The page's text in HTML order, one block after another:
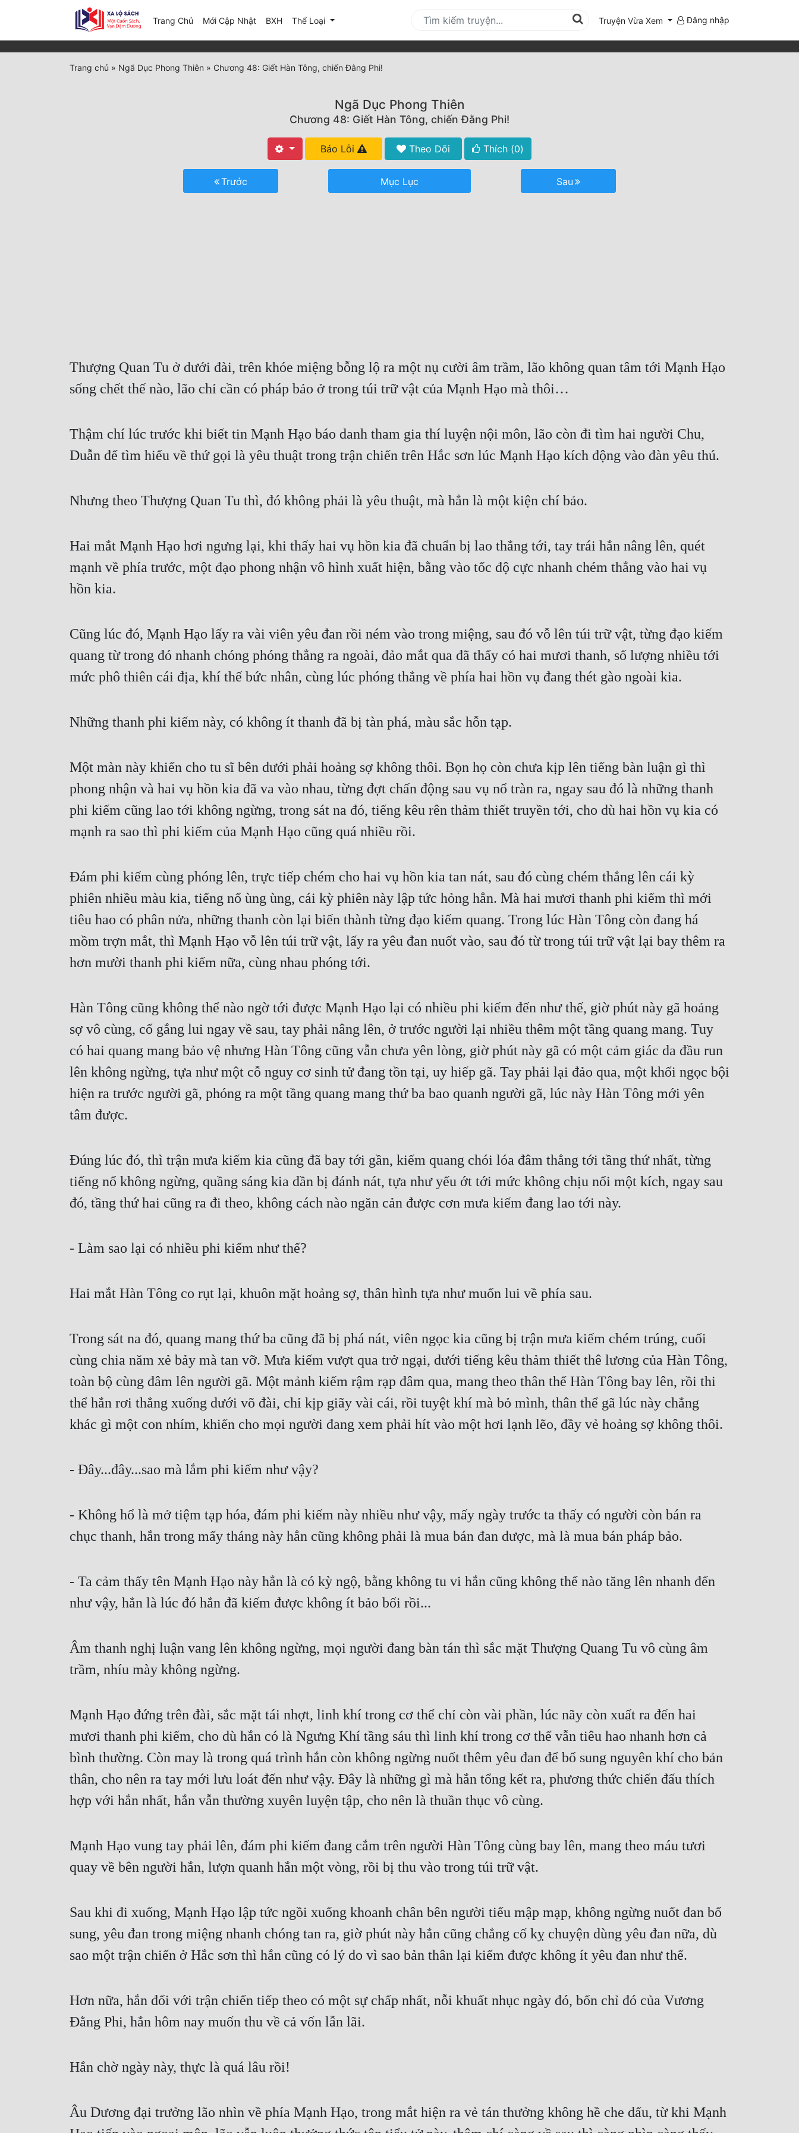
Trang Chủ Mới Cập Nhật(current)
BXH Thể Loại Truyện Vừa Xem Đăng nhập
Trang chủ » Ngã Dục Phong Thiên » Chương 48: Giết Hàn Tông, chiến Đằng Phi!
Ngã Dục Phong Thiên
Chương 48: Giết Hàn Tông, chiến Đằng Phi!
Báo Lỗi Theo Dõi Thích (0)
Trước Mục Lục Sau
Thượng Quan Tu ở dưới đài, trên khóe miệng bỗng lộ ra một nụ cười âm trầm, lão không quan tâm tới Mạnh Hạo
sống chết thế nào, lão chỉ cần có pháp bảo ở trong túi trữ vật của Mạnh Hạo mà thôi…
Thậm chí lúc trước khi biết tin Mạnh Hạo báo danh tham gia thí luyện nội môn, lão còn đi tìm hai người Chu,
Duẫn để tìm hiểu về thứ gọi là yêu thuật trong trận chiến trên Hắc sơn lúc Mạnh Hạo kích động vào đàn yêu thú.
Nhưng theo Thượng Quan Tu thì, đó không phải là yêu thuật, mà hẳn là một kiện chí bảo.
Hai mắt Mạnh Hạo hơi ngưng lại, khi thấy hai vụ hồn kia đã chuẩn bị lao thẳng tới, tay trái hắn nâng lên, quét
mạnh về phía trước, một đạo phong nhận vô hình xuất hiện, bằng vào tốc độ cực nhanh chém thẳng vào hai vụ
hồn kia.
Cũng lúc đó, Mạnh Hạo lấy ra vài viên yêu đan rồi ném vào trong miệng, sau đó vỗ lên túi trữ vật, từng đạo kiếm
quang từ trong đó nhanh chóng phóng thẳng ra ngoài, đảo mắt qua đã thấy có hai mươi thanh, số lượng nhiều tới
mức phô thiên cái địa, khí thế bức nhân, cùng lúc phóng thẳng về phía hai hồn vụ đang thét gào ngoài kia.
Những thanh phi kiếm này, có không ít thanh đã bị tàn phá, màu sắc hỗn tạp.
Một màn này khiến cho tu sĩ bên dưới phải hoảng sợ không thôi. Bọn họ còn chưa kịp lên tiếng bàn luận gì thì
phong nhận và hai vụ hồn kia đã va vào nhau, từng đợt chấn động sau vụ nổ tràn ra, ngay sau đó là những thanh
phi kiếm cũng lao tới không ngừng, trong sát na đó, tiếng kêu rên thảm thiết truyền tới, cho dù hai hồn vụ kia có
mạnh ra sao thì phi kiếm của Mạnh Hạo cũng quá nhiều rồi.
Đám phi kiếm cùng phóng lên, trực tiếp chém cho hai vụ hồn kia tan nát, sau đó cùng chém thẳng lên cái kỳ
phiên nhiều màu kia, tiếng nổ ùng ùng, cái kỳ phiên này lập tức hỏng hẳn. Mà hai mươi thanh phi kiếm thì mới
tiêu hao có phân nửa, những thanh còn lại biến thành từng đạo kiếm quang. Trong lúc Hàn Tông còn đang há
mồm trợn mắt, thì Mạnh Hạo vỗ lên túi trữ vật, lấy ra yêu đan nuốt vào, sau đó từ trong túi trữ vật lại bay thêm ra
hơn mười thanh phi kiếm nữa, cùng nhau phóng tới.
Hàn Tông cũng không thể nào ngờ tới được Mạnh Hạo lại có nhiều phi kiếm đến như thế, giờ phút này gã hoảng
sợ vô cùng, cố gắng lui ngay về sau, tay phải nâng lên, ở trước người lại nhiều thêm một tầng quang mang. Tuy
có hai quang mang bảo vệ nhưng Hàn Tông cũng vẫn chưa yên lòng, giờ phút này gã có một cảm giác da đầu run
lên không ngừng, tựa như một cỗ nguy cơ sinh tử đang tồn tại, uy hiếp gã. Tay phải lại đảo qua, một khối ngọc bội
hiện ra trước người gã, phóng ra một tầng quang mang thứ ba bao quanh người gã, lúc này Hàn Tông mới yên
tâm được.
Đúng lúc đó, thì trận mưa kiếm kia cũng đã bay tới gần, kiếm quang chói lóa đâm thẳng tới tầng thứ nhất, từng
tiếng nổ không ngừng, quầng sáng kia dần bị đánh nát, tựa như yếu ớt tới mức không chịu nổi một kích, ngay sau
đó, tầng thứ hai cũng ra đi theo, không cách nào ngăn cản được cơn mưa kiếm đang lao tới này.
- Làm sao lại có nhiều phi kiếm như thế?
Hai mắt Hàn Tông co rụt lại, khuôn mặt hoảng sợ, thân hình tựa như muốn lui về phía sau.
Trong sát na đó, quang mang thứ ba cũng đã bị phá nát, viên ngọc kia cũng bị trận mưa kiếm chém trúng, cuối
cùng chia năm xẻ bảy mà tan vỡ. Mưa kiếm vượt qua trở ngại, dưới tiếng kêu thảm thiết thê lương của Hàn Tông,
toàn bộ cùng đâm lên người gã. Một mảnh kiếm rậm rạp đâm qua, mang theo thân thể Hàn Tông bay lên, rồi thi
thể hắn rơi thẳng xuống dưới võ đài, chỉ kịp giãy vài cái, rồi tuyệt khí mà bỏ mình, thân thể gã lúc này chẳng
khác gì một con nhím, khiến cho mọi người đang xem phải hít vào một hơi lạnh lẽo, đầy vẻ hoảng sợ không thôi.
- Đây...đây...sao mà lắm phi kiếm như vậy?
- Không hổ là mở tiệm tạp hóa, đám phi kiếm này nhiều như vậy, mấy ngày trước ta thấy có người còn bán ra
chục thanh, hắn trong mấy tháng này hẳn cũng không phải là mua bán đan dược, mà là mua bán pháp bảo.
- Ta cảm thấy tên Mạnh Hạo này hẳn là có kỳ ngộ, bằng không tu vi hắn cũng không thể nào tăng lên nhanh đến
như vậy, hẳn là lúc đó hắn đã kiếm được không ít bảo bối rồi...
Âm thanh nghị luận vang lên không ngừng, mọi người đang bàn tán thì sắc mặt Thượng Quang Tu vô cùng âm
trầm, nhíu mày không ngừng.
Mạnh Hạo đứng trên đài, sắc mặt tái nhợt, linh khí trong cơ thể chỉ còn vài phần, lúc nãy còn xuất ra đến hai
mươi thanh phi kiếm, cho dù hắn có là Ngưng Khí tầng sáu thì linh khí trong cơ thể vẫn tiêu hao nhanh hơn cả
bình thường. Còn may là trong quá trình hắn còn không ngừng nuốt thêm yêu đan để bổ sung nguyên khí cho bản
thân, cho nên ra tay mới lưu loát đến như vậy. Đây là những gì mà hắn tổng kết ra, phương thức chiến đấu thích
hợp với hắn nhất, hắn vẫn thường xuyên luyện tập, cho nên là thuần thục vô cùng.
Mạnh Hạo vung tay phải lên, đám phi kiếm đang cắm trên người Hàn Tông cùng bay lên, mang theo máu tươi
quay về bên người hắn, lượn quanh hắn một vòng, rồi bị thu vào trong túi trữ vật.
Sau khi đi xuống, Mạnh Hạo lập tức ngồi xuống khoanh chân bên người tiểu mập mạp, không ngừng nuốt đan bổ
sung, yêu đan trong miệng nhanh chóng tan ra, giờ phút này hắn cũng chẳng cố kỵ chuyện dùng yêu đan nữa, dù
sao một trận chiến ở Hắc sơn thì hắn cũng có lý do vì sao bản thân lại kiếm được không ít yêu đan như thế.
Hơn nữa, hắn đối với trận chiến tiếp theo có một sự chấp nhất, nỗi khuất nhục ngày đó, bốn chỉ đó của Vương
Đằng Phi, hắn hôm nay muốn thu về cả vốn lẫn lãi.
Hắn chờ ngày này, thực là quá lâu rồi!
Âu Dương đại trưởng lão nhìn về phía Mạnh Hạo, trong mắt hiện ra vẻ tán thưởng không hề che dấu, từ khi Mạnh